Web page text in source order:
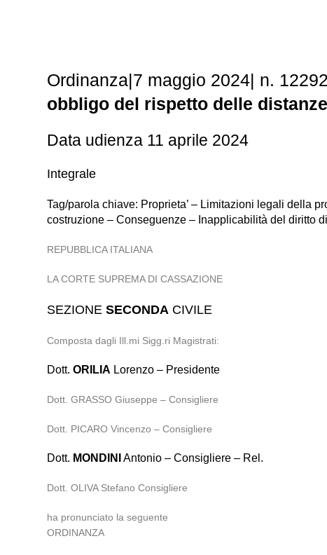
Ordinanza|7 maggio 2024| n.
obbligo del rispetto delle
Data udienza 11 aprile 2024
Integrale
Tag/parola chiave: Proprieta’ – Limitazioni legali della
costruzione – Conseguenze – Inapplicabilità del diritto
REPUBBLICA ITALIANA
LA CORTE SUPREMA DI CASSAZIONE
SEZIONESECONDA CIVILE
Composta dagli Ill.mi Sigg.ri Magistrati:
Dott.ORILIA Lorenzo – Presidente
Dott. GRASSO Giuseppe – Consigliere
Dott. PICARO Vincenzo – Consigliere
Dott. MONDINI Antonio – Consigliere – Rel.
Dott. OLIVA Stefano Consigliere
ha pronunciato la seguente
ORDINANZA